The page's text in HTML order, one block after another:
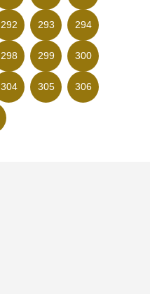
292 293 294
298 299 300
304 305 306